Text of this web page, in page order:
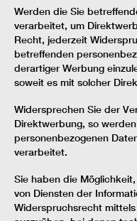
Werden die Sie
verarbeitet, um
Recht, jederzeit
betreffenden
derartiger Werbung
soweit es mit solcher
Widersprechen Sie der
Direktwerbung, so
personenbezogenen
verarbeitet.
Sie haben die
von Diensten der
Widerspruchsrecht